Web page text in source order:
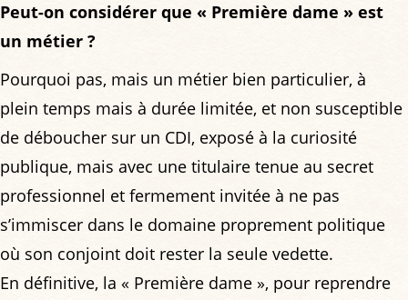
Peut-on considérer que « Première dame » est
un métier ?
Pourquoi pas, mais un métier bien particulier, à
plein temps mais à durée limitée, et non susceptible
de déboucher sur un CDI, exposé à la curiosité
publique, mais avec une titulaire tenue au secret
professionnel et fermement invitée à ne pas
s’immiscer dans le domaine proprement politique
où son conjoint doit rester la seule vedette.
En définitive, la « Première dame », pour reprendre